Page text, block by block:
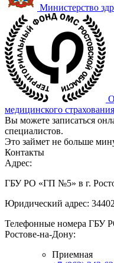
Министерство
медицинского страхования
Вы можете записаться
специалистов.
Это займет не больше
Контакты
Адрес:
ГБУ РО «ГП №5» в г.
Юридический адрес:
Телефонные номера ГБУ
Ростове-на-Дону:
Приемная